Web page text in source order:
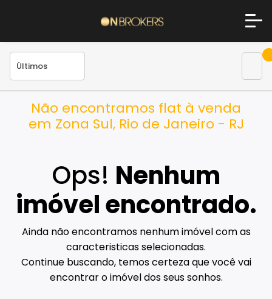
Não encontramos flat à venda
em Zona Sul, Rio de Janeiro - RJ
Ops! Nenhum
imóvel encontrado.
Ainda não encontramos nenhum imóvel com as
caracteristicas selecionadas.
Continue buscando, temos certeza que você vai
encontrar o imóvel dos seus sonhos.